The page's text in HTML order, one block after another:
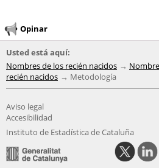
Opinar
Usted está aquí:
Nombres de los recién nacidos
recién nacidos
Metodología
Aviso legal
Accesibilidad
Instituto de Estadística de Cataluña